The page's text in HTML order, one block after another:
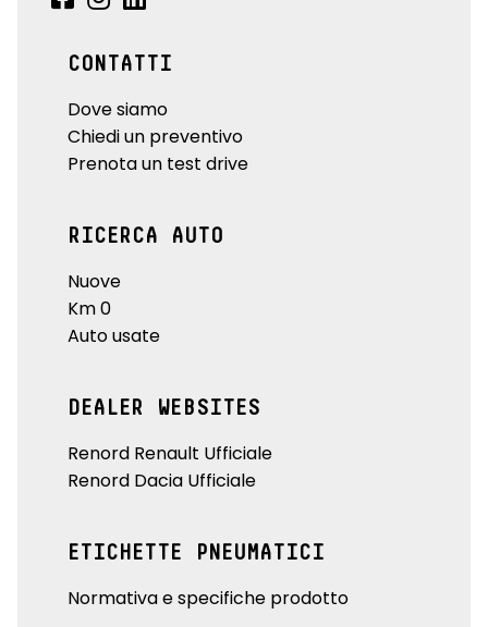
CONTATTI
Dove siamo
Chiedi un preventivo
Prenota un test drive
RICERCA AUTO
Nuove
Km 0
Auto usate
DEALER WEBSITES
Renord Renault Ufficiale
Renord Dacia Ufficiale
ETICHETTE PNEUMATICI
Normativa e specifiche prodotto